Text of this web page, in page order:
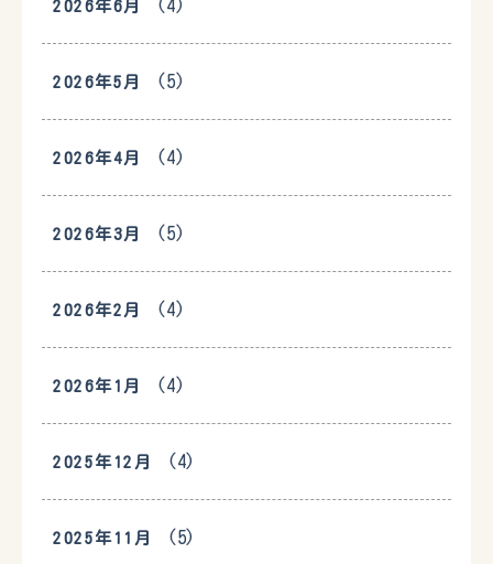
2026年6月 (4)
2026年5月 (5)
2026年4月 (4)
2026年3月 (5)
2026年2月 (4)
2026年1月 (4)
2025年12月 (4)
2025年11月 (5)